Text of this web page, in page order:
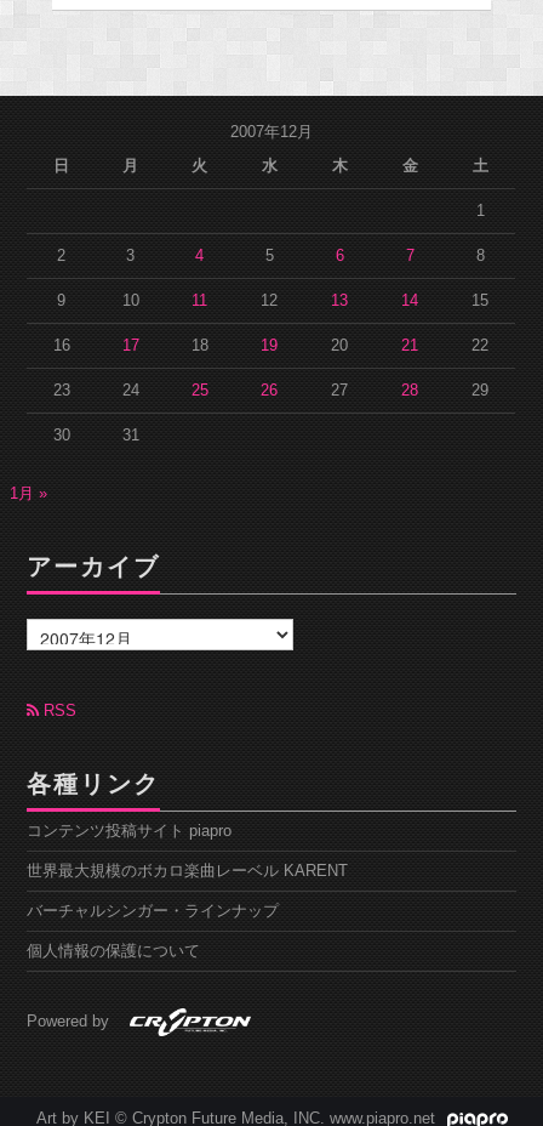
2007年12月
日
月 火 水 木 金 土
1
2 3 4 5 6 7 8
9 10 11 12 13 14 15
16 17 18 19 20 21 22
23 24 25 26 27 28 29
30 31
1月 »
アーカイブ
ー
カ
ブ RSS
各種リンク
コンテンツ投稿サイト piapro
世界最大規模のボカロ楽曲レーベル KARENT
バーチャルシンガー・ラインナップ
個人情報の保護について
Powered by
Art by KEI © Crypton Future Media, INC. www.piapro.net